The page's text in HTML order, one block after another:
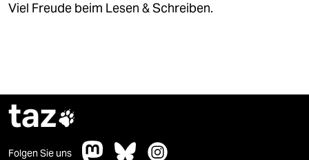
Viel Freude beim Lesen & Schreiben.
taz
Folgen Sie uns